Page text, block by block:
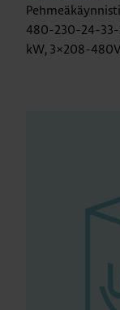
480-230-24-33-
kW, 3×208-